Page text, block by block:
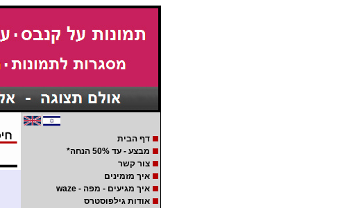
דף הבית
מבצע - עד 50% הנחה*
צור קשר
איך מזמינים
איך מגיעים - מפה - waze
אודות גילפוסטרס